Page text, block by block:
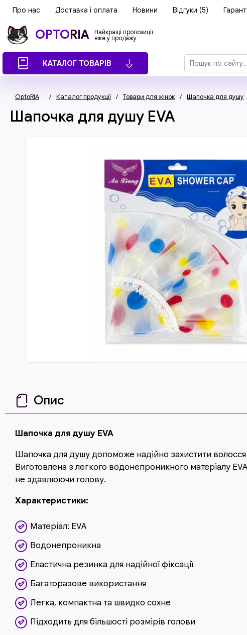
Про нас Доставка і оплата Новини Відгуки (5)
OPTORIA
Найкращі пропозиції
вже у продажу
КАТАЛОГ ТОВАРІВ
OptoRIA / Каталог продукції / Товари для жінок / Шапочка для душу
Шапочка для душу EVA
Опис
Шапочка для душу EVA
Шапочка для душу допоможе надійно захистити
Виготовлена з легкого водонепроникного матеріалу
не здавлюючи голову.
Характеристики:
Матеріал: EVA
Водонепроникна
Еластична резинка для надійної фіксації
Багаторазове використання
Легка, компактна та швидко сохне
Підходить для більшості розмірів голови